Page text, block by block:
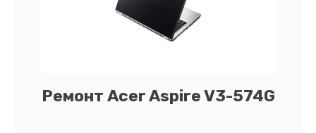
Ремонт Acer Aspire V3-574G